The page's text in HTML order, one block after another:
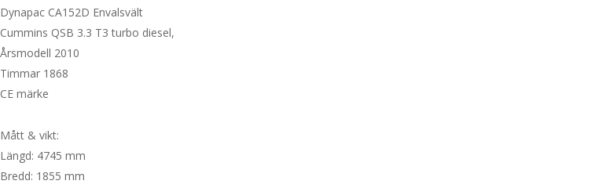
Dynapac CA152D Envalsvält
Cummins QSB 3.3 T3 turbo diesel,
Årsmodell 2010
Timmar 1868
CE märke
Mått & vikt:
Längd: 4745 mm
Bredd: 1855 mm